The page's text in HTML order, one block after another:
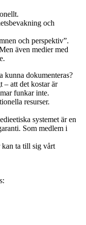
och
och perspektiv”.
även medier med
kunna dokumenteras?
– att det kostar är
funkar inte.
resurser.
systemet är en
Som medlem i
kan ta till sig vårt